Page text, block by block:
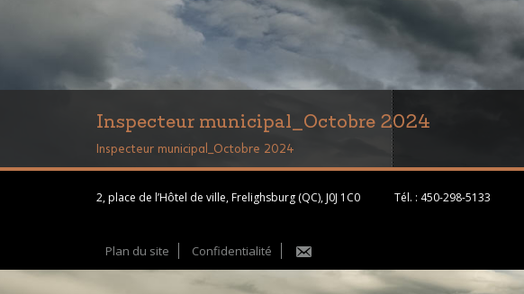
Inspecteur municipal_Octobre 2024
Inspecteur municipal_Octobre 2024
2, place de l’Hôtel de ville, Frelighsburg (QC), J0J 1C0 Tél. : 450-298-5133
Plan du site Confidentialité